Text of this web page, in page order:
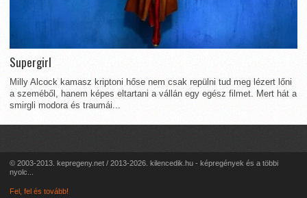
Supergirl
Milly Alcock kamasz kriptoni hőse nem csak repülni tud meg lézert lőni
a szeméből, hanem képes eltartani a vállán egy egész filmet. Mert hát a
smirgli modora és traumái...
© 2003-2013. kepregeny.net / 2013-2026. kilencedik.hu - képregények és a többi
nyolc...
Fel, fel és tovább!